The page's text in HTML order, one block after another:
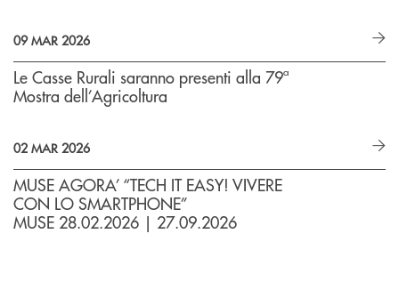
09 MAR 2026
Le Casse Rurali saranno presenti alla 79ª
Mostra dell’Agricoltura
02 MAR 2026
MUSE AGORA’ “TECH IT EASY! VIVERE
CON LO SMARTPHONE”
MUSE 28.02.2026 | 27.09.2026